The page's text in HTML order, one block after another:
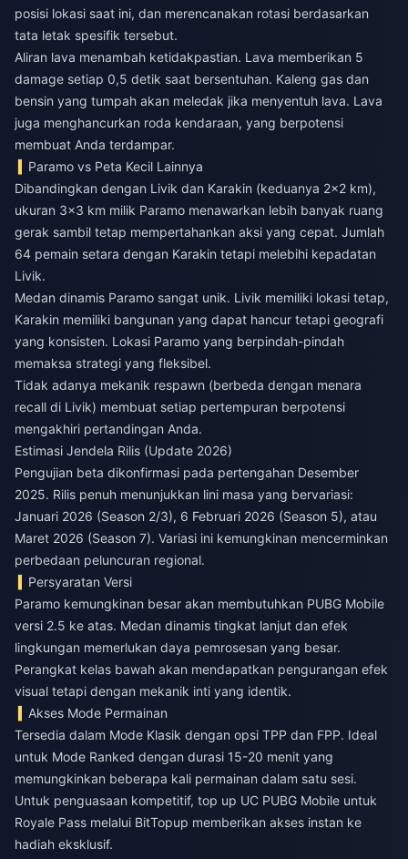
posisi lokasi saat ini, dan merencanakan rotasi berdasarkan
tata letak spesifik tersebut.
Aliran lava menambah ketidakpastian. Lava memberikan 5
damage setiap 0,5 detik saat bersentuhan. Kaleng gas dan
bensin yang tumpah akan meledak jika menyentuh lava. Lava
juga menghancurkan roda kendaraan, yang berpotensi
membuat Anda terdampar.
Paramo vs Peta Kecil Lainnya
Dibandingkan dengan Livik dan Karakin (keduanya 2x2 km),
ukuran 3x3 km milik Paramo menawarkan lebih banyak ruang
gerak sambil tetap mempertahankan aksi yang cepat. Jumlah
64 pemain setara dengan Karakin tetapi melebihi kepadatan
Livik.
Medan dinamis Paramo sangat unik. Livik memiliki lokasi tetap,
Karakin memiliki bangunan yang dapat hancur tetapi geografi
yang konsisten. Lokasi Paramo yang berpindah-pindah
memaksa strategi yang fleksibel.
Tidak adanya mekanik respawn (berbeda dengan menara
recall di Livik) membuat setiap pertempuran berpotensi
mengakhiri pertandingan Anda.
Estimasi Jendela Rilis (Update 2026)
Pengujian beta dikonfirmasi pada pertengahan Desember
2025. Rilis penuh menunjukkan lini masa yang bervariasi:
Januari 2026 (Season 2/3), 6 Februari 2026 (Season 5), atau
Maret 2026 (Season 7). Variasi ini kemungkinan mencerminkan
perbedaan peluncuran regional.
Persyaratan Versi
Paramo kemungkinan besar akan membutuhkan PUBG Mobile
versi 2.5 ke atas. Medan dinamis tingkat lanjut dan efek
lingkungan memerlukan daya pemrosesan yang besar.
Perangkat kelas bawah akan mendapatkan pengurangan efek
visual tetapi dengan mekanik inti yang identik.
Akses Mode Permainan
Tersedia dalam Mode Klasik dengan opsi TPP dan FPP. Ideal
untuk Mode Ranked dengan durasi 15-20 menit yang
memungkinkan beberapa kali permainan dalam satu sesi.
Untuk penguasaan kompetitif, top up UC PUBG Mobile untuk
Royale Pass melalui BitTopup memberikan akses instan ke
hadiah eksklusif.